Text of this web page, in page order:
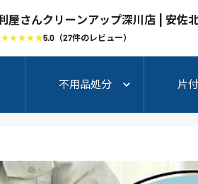
広島市の便利
★★★★★5.0（27件のレビュー）
不用品処分 片